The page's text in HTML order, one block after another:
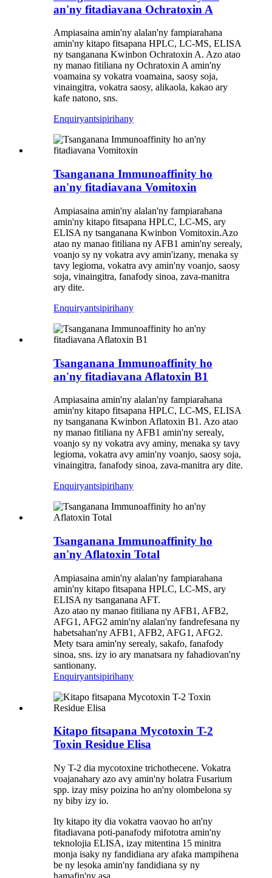
an'ny fitadiavana Ochratoxin A
Ampiasaina amin'ny alalan'ny fampiarahana
amin'ny kitapo fitsapana HPLC, LC-MS, ELISA
ny tsanganana Kwinbon Ochratoxin A. Azo atao
ny manao fitiliana ny Ochratoxin A amin'ny
voamaina sy vokatra voamaina, saosy soja,
vinaingitra, vokatra saosy, alikaola, kakao ary
kafe natono, sns.
Enquiryantsipirihany
Tsanganana Immunoaffinity ho
an'ny fitadiavana Vomitoxin
Ampiasaina amin'ny alalan'ny fampiarahana
amin'ny kitapo fitsapana HPLC, LC-MS, ary
ELISA ny tsanganana Kwinbon Vomitoxin.Azo
atao ny manao fitiliana ny AFB1 amin'ny serealy,
voanjo sy ny vokatra avy amin'izany, menaka sy
tavy legioma, vokatra avy amin'ny voanjo, saosy
soja, vinaingitra, fanafody sinoa, zava-manitra
ary dite.
Enquiryantsipirihany
Tsanganana Immunoaffinity ho
an'ny fitadiavana Aflatoxin B1
Ampiasaina amin'ny alalan'ny fampiarahana
amin'ny kitapo fitsapana HPLC, LC-MS, ELISA
ny tsanganana Kwinbon Aflatoxin B1. Azo atao
ny manao fitiliana ny AFB1 amin'ny serealy,
voanjo sy ny vokatra avy aminy, menaka sy tavy
legioma, vokatra avy amin'ny voanjo, saosy soja,
vinaingitra, fanafody sinoa, zava-manitra ary dite.
Enquiryantsipirihany
Tsanganana Immunoaffinity ho
an'ny Aflatoxin Total
Ampiasaina amin'ny alalan'ny fampiarahana
amin'ny kitapo fitsapana HPLC, LC-MS, ary
ELISA ny tsanganana AFT.
Azo atao ny manao fitiliana ny AFB1, AFB2,
AFG1, AFG2 amin'ny alalan'ny fandrefesana ny
habetsahan'ny AFB1, AFB2, AFG1, AFG2.
Mety tsara amin'ny serealy, sakafo, fanafody
sinoa, sns. izy io ary manatsara ny fahadiovan'ny
santionany.
Enquiryantsipirihany
Kitapo fitsapana Mycotoxin T-2
Toxin Residue Elisa
Ny T-2 dia mycotoxine trichothecene. Vokatra
voajanahary azo avy amin'ny holatra Fusarium
spp. izay misy poizina ho an'ny olombelona sy
ny biby izy io.
Ity kitapo ity dia vokatra vaovao ho an'ny
fitadiavana poti-panafody mifototra amin'ny
teknolojia ELISA, izay mitentina 15 minitra
monja isaky ny fandidiana ary afaka mampihena
be ny lesoka amin'ny fandidiana sy ny